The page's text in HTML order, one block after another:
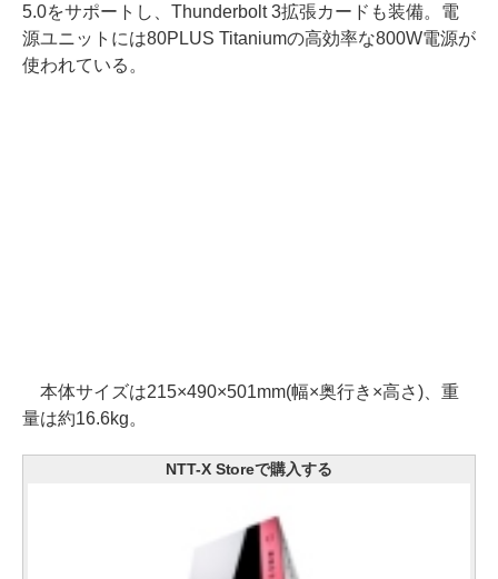
5.0をサポートし、Thunderbolt 3拡張カードも装備。電
源ユニットには80PLUS Titaniumの高効率な800W電源が
使われている。
本体サイズは215×490×501mm(幅×奥行き×高さ)、重
量は約16.6kg。
NTT-X Storeで購入する